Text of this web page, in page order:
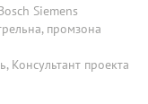
Siemens
промзона
Консультант проекта